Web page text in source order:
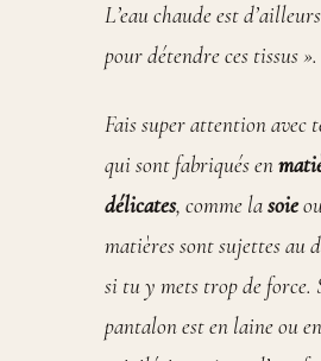
L’eau chaude est
pour détendre ces tissus ».
Fais super attention avec
qui sont fabriqués en
délicates, comme lasoie
matières sont sujettes au
si tu y mets trop de force.
pantalon est en laine ou